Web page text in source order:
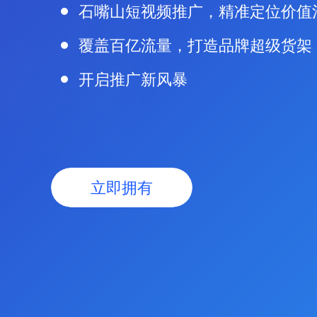
石嘴山短视频推广，精准定位价值
覆盖百亿流量，打造品牌超级货架
开启推广新风暴
立即拥有